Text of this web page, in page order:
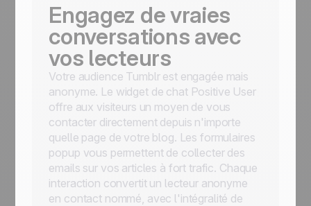
Engagez de vraies
conversations avec
vos lecteurs
Votre audience Tumblr est engagée mais
anonyme. Le widget de chat Positive User
offre aux visiteurs un moyen de vous
contacter directement depuis n'importe
quelle page de votre blog. Les formulaires
popup vous permettent de collecter des
emails sur vos articles à fort trafic. Chaque
interaction convertit un lecteur anonyme
en contact nommé, avec l'intégralité de